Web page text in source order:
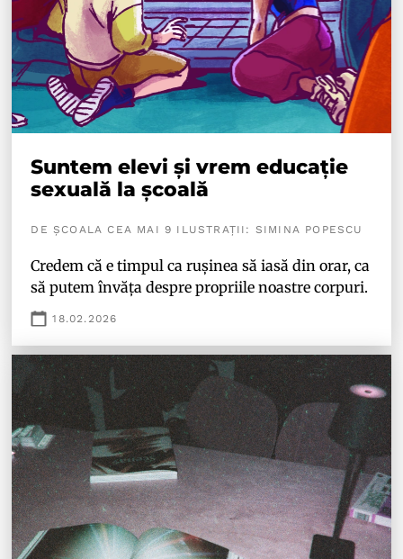
Suntem elevi și vrem educație
sexuală la școală
DE ȘCOALA CEA MAI 9 ILUSTRAȚII: SIMINA POPESCU
Credem că e timpul ca rușinea să iasă din orar, ca
să putem învăța despre propriile noastre corpuri.
18.02.2026